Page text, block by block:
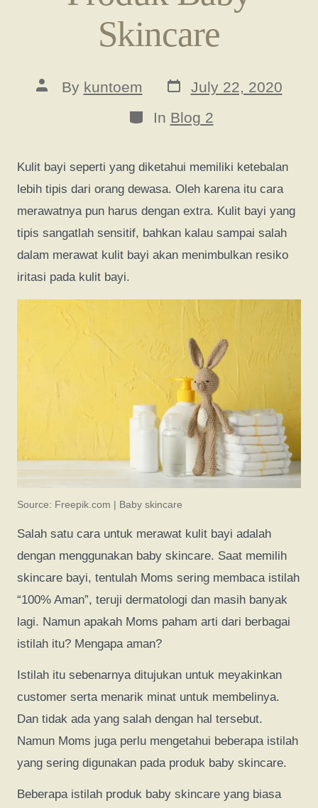
Skincare
Post
author
By kuntoem
Post
date
July 22, 2020
Categories
In Blog 2
Kulit bayi seperti yang diketahui memiliki ketebalan
lebih tipis dari orang dewasa. Oleh karena itu cara
merawatnya pun harus dengan extra. Kulit bayi yang
tipis sangatlah sensitif, bahkan kalau sampai salah
dalam merawat kulit bayi akan menimbulkan resiko
iritasi pada kulit bayi.
Source: Freepik.com | Baby skincare
Salah satu cara untuk merawat kulit bayi adalah
dengan menggunakan baby skincare. Saat memilih
skincare bayi, tentulah Moms sering membaca istilah
“100% Aman”, teruji dermatologi dan masih banyak
lagi. Namun apakah Moms paham arti dari berbagai
istilah itu? Mengapa aman?
Istilah itu sebenarnya ditujukan untuk meyakinkan
customer serta menarik minat untuk membelinya.
Dan tidak ada yang salah dengan hal tersebut.
Namun Moms juga perlu mengetahui beberapa istilah
yang sering digunakan pada produk baby skincare.
Beberapa istilah produk baby skincare yang biasa